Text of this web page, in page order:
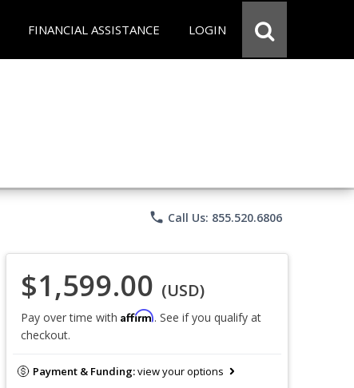
FINANCIAL ASSISTANCE LOGIN
phone Call Us: 855.520.6806
$1,599.00 (USD)
Pay over time with Affirm. See if you qualify at
checkout.
Payment & Funding:view your options